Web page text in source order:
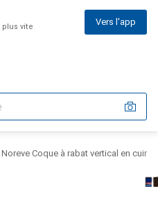
vite Vers l'app
Noreve Coque à rabat vertical en cuir